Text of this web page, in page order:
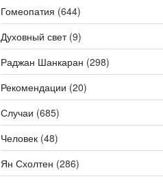
Гомеопатия (644)
Духовный свет(9)
Раджан Шанкаран (298)
Рекомендации (20)
Случаи (685)
Человек(48)
Ян Схолтен (286)